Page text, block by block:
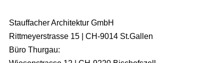
Stauffacher Architektur GmbH
Rittmeyerstrasse 15 | CH-9014 St.Gallen
Büro Thurgau: